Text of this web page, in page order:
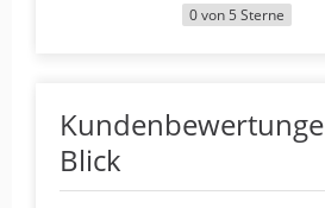
0 von 5 Sterne
Blick